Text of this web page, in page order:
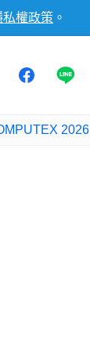
私權政策 。
2026